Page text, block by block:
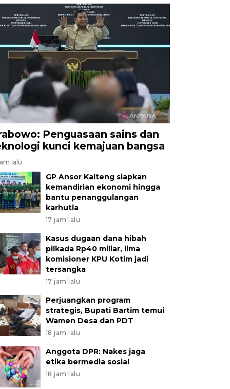
Penguasaan sains dan
kunci kemajuan bangsa
lalu
GP Ansor Kalteng siapkan
kemandirian ekonomi hingga
bantu penanggulangan
karhutla
17 jam lalu
Kasus dugaan dana hibah
pilkada Rp40 miliar, lima
komisioner KPU Kotim jadi
tersangka
17 jam lalu
Perjuangkan program
strategis, Bupati Bartim temui
Wamen Desa dan PDT
18 jam lalu
Anggota DPR: Nakes jaga
etika bermedia sosial
18 jam lalu